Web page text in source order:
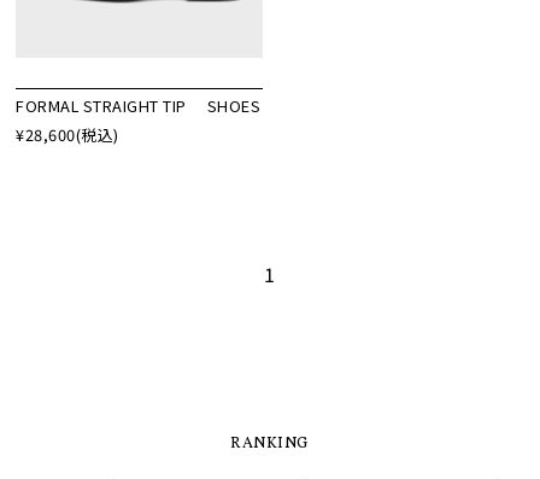
FORMAL STRAIGHT TIP SHOES
¥28,600(税込)
1
RANKING